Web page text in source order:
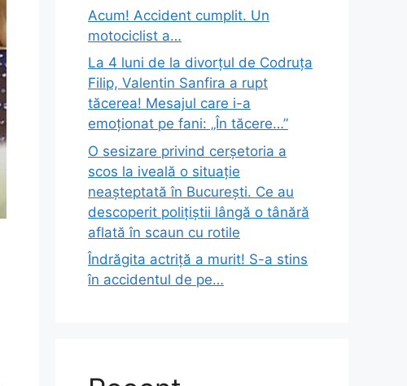
Acum! Accident cumplit. Un
motociclist a…
La 4 luni de la divorțul de Codruța
Filip, Valentin Sanfira a rupt
tăcerea! Mesajul care i-a
emoționat pe fani: „În tăcere…”
O sesizare privind cerșetoria a
scos la iveală o situație
neașteptată în București. Ce au
descoperit polițiștii lângă o tânără
aflată în scaun cu rotile
Îndrăgita actriță a murit! S-a stins
în accidentul de pe…